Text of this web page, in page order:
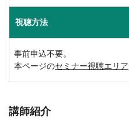
視聴方法
事前申込不要。
本ページのセミナー視聴エリア
講師紹介